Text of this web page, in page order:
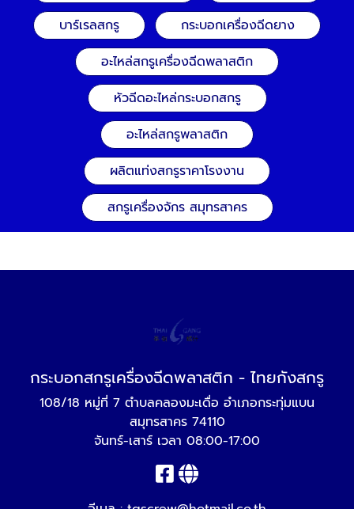
บาร์เรลสกรู
กระบอกเครื่องฉีดยาง
อะไหล่สกรูเครื่องฉีดพลาสติก
หัวฉีดอะไหล่กระบอกสกรู
อะไหล่สกรูพลาสติก
ผลิตแท่งสกรูราคาโรงงาน
สกรูเครื่องจักร สมุทรสาคร
กระบอกสกรูเครื่องฉีดพลาสติก - ไทยกังสกรู
108/18 หมู่ที่ 7 ตำบลคลองมะเดื่อ อำเภอกระทุ่มแบน
สมุทรสาคร 74110
จันทร์-เสาร์ เวลา 08:00-17:00